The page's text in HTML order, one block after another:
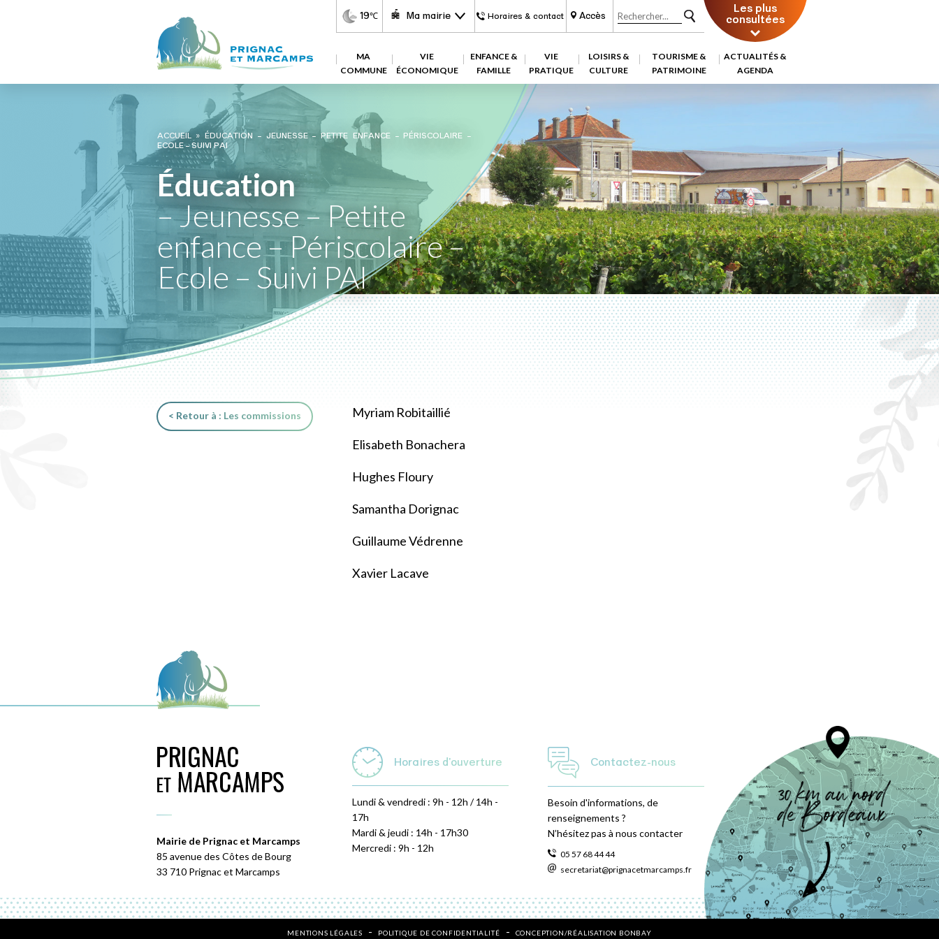
19℃ Ma mairie Horaires & contact Accès Les plus
consultées
MA
COMMUNE
VIE
ÉCONOMIQUE
ENFANCE &
FAMILLE
VIE
PRATIQUE
LOISIRS &
CULTURE
TOURISME &
PATRIMOINE
ACTUALITÉS &
AGENDA
ACCUEIL»ÉDUCATION – JEUNESSE – PETITE ENFANCE – PÉRISCOLAIRE –
ECOLE – SUIVI PAI
Éducation
– Jeunesse – Petite
enfance – Périscolaire –
Ecole – Suivi PAI
< Retour à : Les commissions Myriam Robitaillié
Elisabeth Bonachera
Hughes Floury
Samantha Dorignac
Guillaume Védrenne
Xavier Lacave
Mairie de Prignac et Marcamps
85 avenue des Côtes de Bourg
33 710 Prignac et Marcamps
Horaires d'ouverture
Lundi & vendredi : 9h - 12h / 14h -
17h
Mardi & jeudi : 14h - 17h30
Mercredi : 9h - 12h
Contactez-nous
Besoin d'informations, de
renseignements ?
N’hésitez pas à nous contacter
05 57 68 44 44
secretariat@prignacetmarcamps.fr
MENTIONS LÉGALES POLITIQUE DE CONFIDENTIALITÉ CONCEPTION/RÉALISATION BONBAY